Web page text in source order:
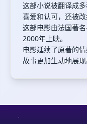
这部小说被翻译成
喜爱和认可，还被改
这部电影由法国著
2000年上映。
电影延续了原著的
故事更加生动地展